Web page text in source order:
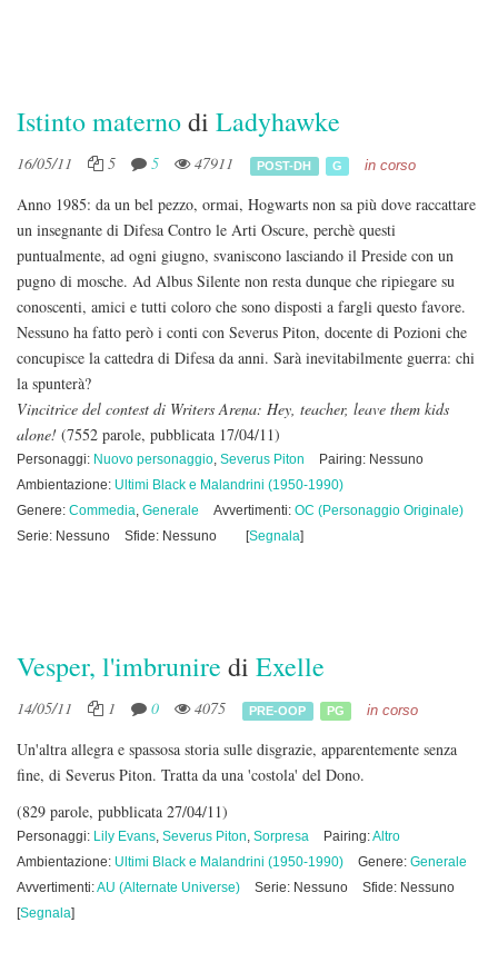
Istinto maternodi Ladyhawke
16/05/11 5 5 47911 POST-DH G in corso
Anno 1985: da un bel pezzo, ormai, Hogwarts non sa più dove raccattare
un insegnante di Difesa Contro le Arti Oscure, perchè questi
puntualmente, ad ogni giugno, svaniscono lasciando il Preside con un
pugno di mosche. Ad Albus Silente non resta dunque che ripiegare su
conoscenti, amici e tutti coloro che sono disposti a fargli questo favore.
Nessuno ha fatto però i conti con Severus Piton, docente di Pozioni che
concupisce la cattedra di Difesa da anni. Sarà inevitabilmente guerra: chi
la spunterà?
Vincitrice del contest di Writers Arena: Hey, teacher, leave them kids
alone! (7552 parole, pubblicata 17/04/11)
Personaggi: Nuovo personaggio, Severus Piton
Pairing: Nessuno
Ambientazione: Ultimi Black e Malandrini (1950-1990)
Genere: Commedia, Generale Avvertimenti: OC (Personaggio Originale)
Serie: Nessuno
Sfide: Nessuno [Segnala]
Vesper, l'imbrunire di Exelle
14/05/11 1 0 4075 PRE-OOP PG in corso
Un'altra allegra e spassosa storia sulle disgrazie, apparentemente senza
fine, di Severus Piton. Tratta da una 'costola' del Dono.
(829 parole, pubblicata 27/04/11)
Personaggi: Lily Evans, Severus Piton, Sorpresa Pairing:Altro
Ambientazione: Ultimi Black e Malandrini (1950-1990) Genere: Generale
Avvertimenti:AU (Alternate Universe) Serie: Nessuno
Sfide: Nessuno
[Segnala]